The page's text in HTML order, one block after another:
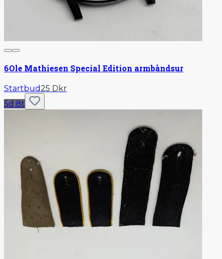
6Ole Mathiesen Special Edition armbåndsur
Startbud25 Dkr
5d 8t